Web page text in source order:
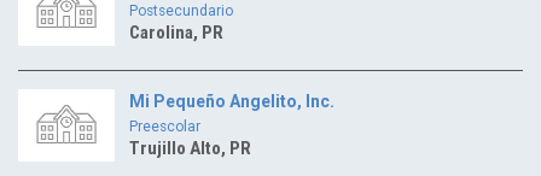
Postsecundario
Carolina, PR
Mi Pequeño Angelito, Inc.
Preescolar
Trujillo Alto, PR